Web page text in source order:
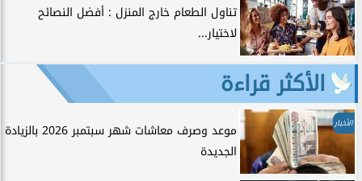
تناول الطعام خارج المنزل : أفضل النصائح
لاختيار...
الأكثر قراءة
الأخبار
موعد وصرف معاشات شهر سبتمبر 2026 بالزيادة
الجديدة